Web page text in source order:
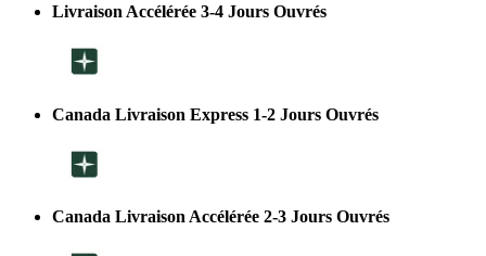
Livraison Accélérée 3-4 Jours Ouvrés
Canada Livraison Express 1-2 Jours Ouvrés
Canada Livraison Accélérée 2-3 Jours Ouvrés